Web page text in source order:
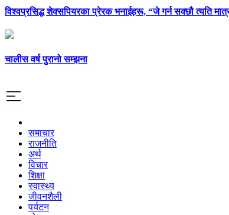
विश्वप्रसिद्ध शेक्सपियरका प्रेरक भनाईहरू, “जे गर्न सक्छौ त्यति
चालीस वर्ष पुरानो सम्झना
समाचार
राजनीति
अर्थ
विचार
शिक्षा
स्वास्थ्य
जीवनशैली
पर्यटन